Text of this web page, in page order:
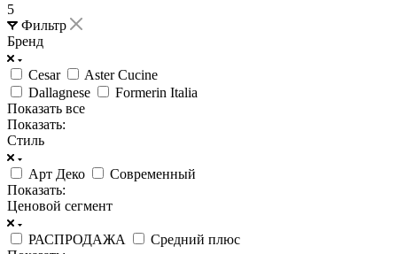
5
Фильтр
Бренд
Cesar
Aster Cucine
Dallagnese
Formerin Italia
Показать все
Показать:
Стиль
Арт Деко
Современный
Показать:
Ценовой сегмент
РАСПРОДАЖА
Средний плюс